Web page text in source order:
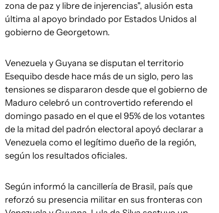
zona de paz y libre de injerencias", alusión esta
última al apoyo brindado por Estados Unidos al
gobierno de Georgetown.
Venezuela y Guyana se disputan el territorio
Esequibo desde hace más de un siglo, pero las
tensiones se dispararon desde que el gobierno de
Maduro celebró un controvertido referendo el
domingo pasado en el que el 95% de los votantes
de la mitad del padrón electoral apoyó declarar a
Venezuela como el legítimo dueño de la región,
según los resultados oficiales.
Según informó la cancillería de Brasil, país que
reforzó su presencia militar en sus fronteras con